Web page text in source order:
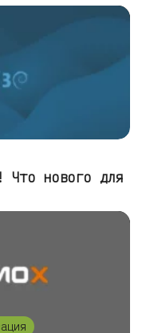
нового для